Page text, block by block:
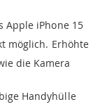
Apple iPhone 15
möglich. Erhöhte
die Kamera
Handyhülle